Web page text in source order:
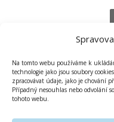
Na tomto webu používáme k
technologie jako jsou soubory
zpracovávat údaje, jako je chování
Případný nesouhlas nebo odvolání
tohoto webu.